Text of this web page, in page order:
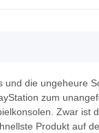
und die ungeheure
zum
Zwar ist
Produkt auf